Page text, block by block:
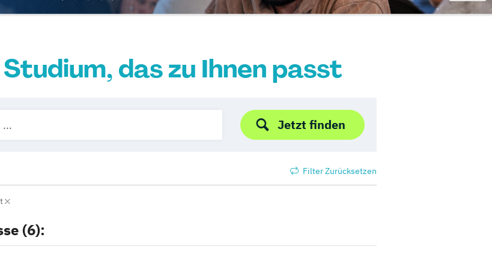
Studium, das zu Ihnen passt
Jetzt finden
Filter Zurücksetzen
(6):